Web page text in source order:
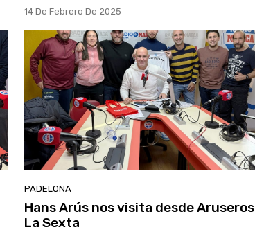
14 De Febrero De 2025
PADELONA
Hans Arús nos visita desde Aruseros
La Sexta